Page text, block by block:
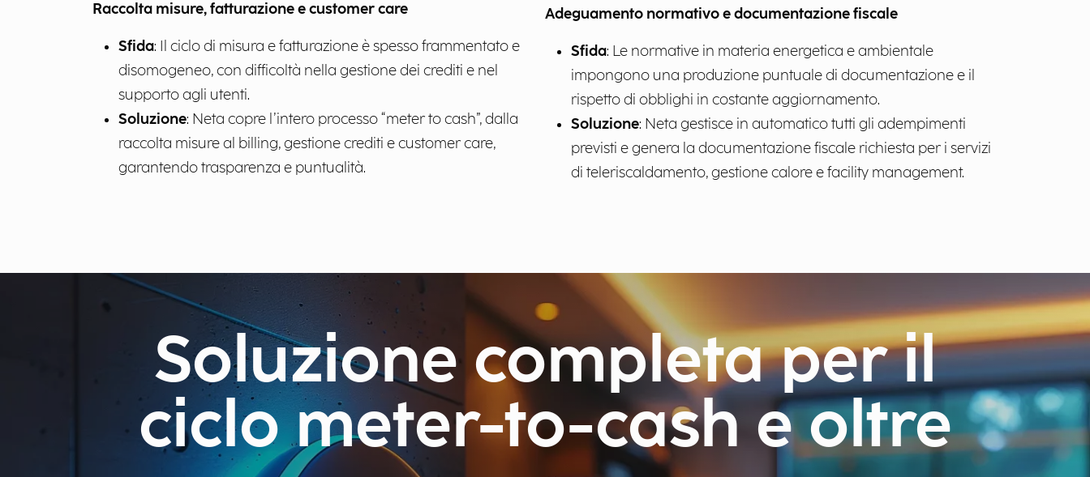
Raccolta misure, fatturazione e customer care
Sfida: Il ciclo di misura e fatturazione è spesso frammentato e
disomogeneo, con difficoltà nella gestione dei crediti e nel
supporto agli utenti.
Soluzione: Neta copre l’intero processo “meter to cash”, dalla
raccolta misure al billing, gestione crediti e customer care,
garantendo trasparenza e puntualità. ​
Adeguamento normativo e documentazione fiscale
Sfida: Le normative in materia energetica e ambientale
impongono una produzione puntuale di documentazione e il
rispetto di obblighi in costante aggiornamento.
Soluzione: Neta gestisce in automatico tutti gli adempimenti
previsti e genera la documentazione fiscale richiesta per i servizi
di teleriscaldamento, gestione calore e facility management.​
Soluzione completa per il
ciclo meter-to-cash e oltre